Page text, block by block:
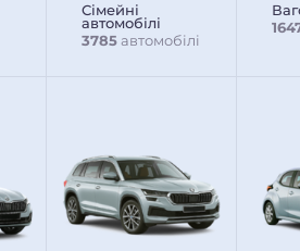
Сімейні
автомобілі
3785 автомобілі